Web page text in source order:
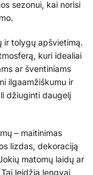
sezonui, kai norisi
ir tolygų apšvietimą.
kuri idealiai
ar šventiniams
ilgaamžiškumu ir
džiuginti daugelį
– maitinimas
lizdas, dekoraciją
matomų laidų ar
leidžia lengvai